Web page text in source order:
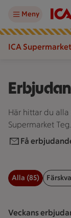
Meny
ICA
Här hittar du
Supermarket Teg.
Få
Filter för
Alla (85)
Veckans